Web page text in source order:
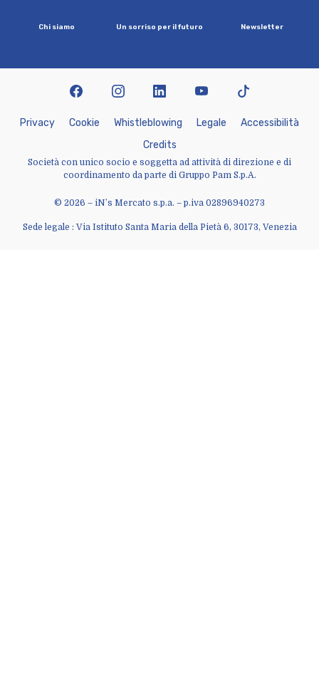
Chi siamo Un sorriso per ilfuturo Newsletter
© 2026 – iN’s Mercato s.p.a. – p.iva 02896940273
Sede legale : Via Istituto Santa Maria della Pietà 6, 30173, Venezia
Privacy Cookie Whist eb owing Lega e Accessibi ità
Credits
Società con unico socio e soggetta ad attività di direzione e di
coordinamento da parte di Gruppo Pam S.p.A.
facebookinstagram linkedin youtubetiktok